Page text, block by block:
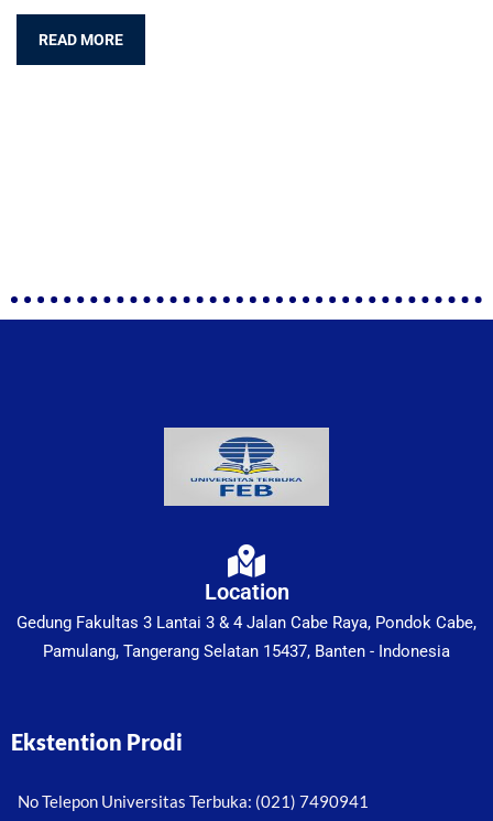
READ MORE
Location
Gedung Fakultas 3 Lantai 3 & 4 Jalan Cabe Raya, Pondok Cabe,
Pamulang, Tangerang Selatan 15437, Banten - Indonesia
Ekstention Prodi
No Telepon Universitas Terbuka: (021) 7490941